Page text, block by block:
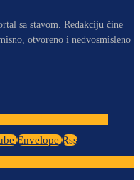
sa stavom. Redakciju čine
otvoreno i nedvosmisleno
Envelope Rss